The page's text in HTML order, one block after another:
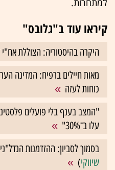
למתחרות.
קיראו עוד ב"גלובס"
היקרה בהיסטוריה: הצוללת
מאות חיילים ברפיח: המדינה
כוחות לעזה
"המצב בענף בלי פועלים
עלו ב־30%"
בסמוך לסביון: ההזדמנות
שיווקי)